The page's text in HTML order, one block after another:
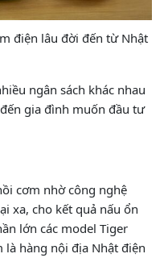
điện lâu đời đến từ Nhật
ngân sách khác nhau
gia đình muốn đầu tư
cơm nhờ công nghệ
xa, cho kết quả nấu ổn
lớn các model Tiger
hàng nội địa Nhật điện